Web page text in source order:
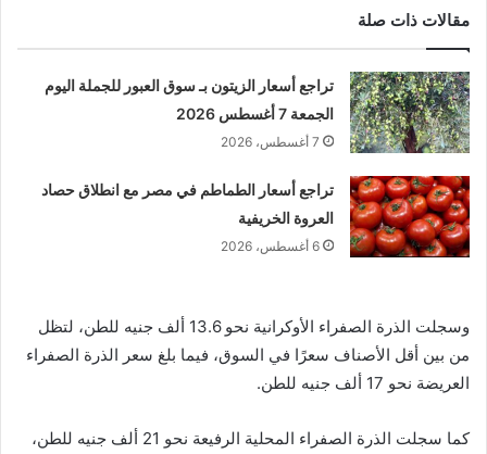
مقالات ذات صلة
تراجع أسعار الزيتون بـ سوق العبور للجملة اليوم
الجمعة 7 أغسطس 2026
7 أغسطس، 2026
تراجع أسعار الطماطم في مصر مع انطلاق حصاد
العروة الخريفية
6 أغسطس، 2026
وسجلت الذرة الصفراء الأوكرانية نحو 13.6 ألف جنيه للطن، لتظل
من بين أقل الأصناف سعرًا في السوق، فيما بلغ سعر الذرة الصفراء
العريضة نحو 17 ألف جنيه للطن.
كما سجلت الذرة الصفراء المحلية الرفيعة نحو 21 ألف جنيه للطن،